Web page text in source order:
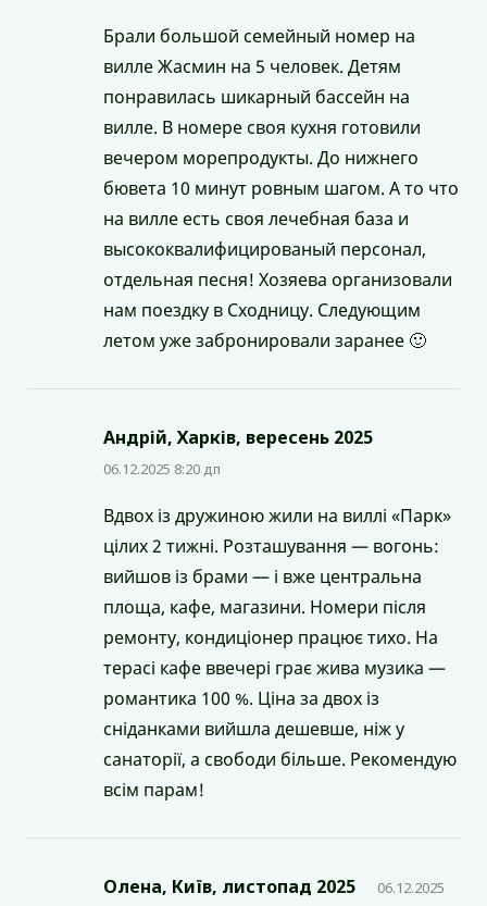
Брали большой семейный номер на
вилле Жасмин на 5 человек. Детям
понравилась шикарный бассейн на
вилле. В номере своя кухня готовили
вечером морепродукты. До нижнего
бювета 10 минут ровным шагом. А то что
на вилле есть своя лечебная база и
высококвалифицированый персонал,
отдельная песня! Хозяева организовали
нам поездку в Сходницу. Следующим
летом уже забронировали заранее 🙂
Андрій, Харків, вересень 2025
06.12.2025 8:20 дп
Вдвох із дружиною жили на виллі «Парк»
цілих 2 тижні. Розташування — вогонь:
вийшов із брами — і вже центральна
площа, кафе, магазини. Номери після
ремонту, кондиціонер працює тихо. На
терасі кафе ввечері грає жива музика —
романтика 100 %. Ціна за двох із
сніданками вийшла дешевше, ніж у
санаторії, а свободи більше. Рекомендую
всім парам!
Олена, Київ, листопад 2025
06.12.2025